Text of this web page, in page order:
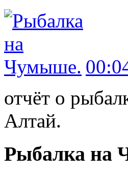
отчёт о
Алтай.
Рыбалка на